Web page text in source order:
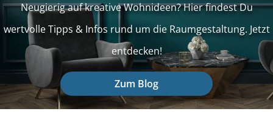
Neugierig auf kreative Wohnideen? Hier findest Du
wertvolle Tipps & Infos rund um die Raumgestaltung. Jetzt
entdecken!
Zum Blog